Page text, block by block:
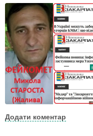
Додати коментар